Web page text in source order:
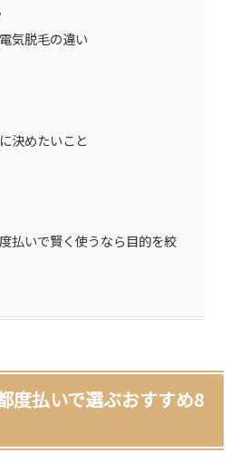
気脱毛の違い
決めたいこと
払いで賢く使うなら目的を絞
度払いで選ぶおすすめ8